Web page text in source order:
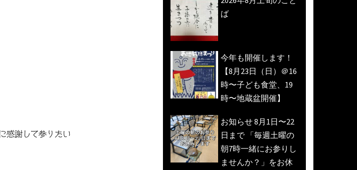
感謝して参りたい
ば
今年も開催します！
【8月23日（日）＠16
時〜子ども食堂、19
時〜地蔵盆開催】
お知らせ 8月1日〜22
日まで 「毎週土曜の
朝7時一緒にお参りし
ませんか？」をお休